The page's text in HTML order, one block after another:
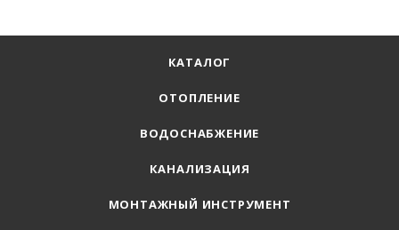
КАТАЛОГ
ОТОПЛЕНИЕ
ВОДОСНАБЖЕНИЕ
КАНАЛИЗАЦИЯ
МОНТАЖНЫЙ ИНСТРУМЕНТ